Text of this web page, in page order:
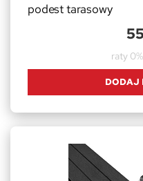
podest tarasowy
raty
DODAJ